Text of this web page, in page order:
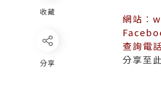
收藏
分享
網站︰
查詢電
分享至